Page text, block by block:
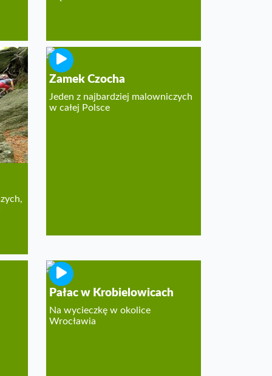
Zamek Czocha
Jeden z najbardziej malowniczych
w całej Polsce
Pałac w Krobielowicach
Na wycieczkę w okolice
Wrocławia